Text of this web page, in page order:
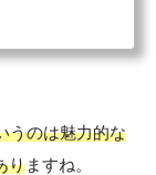
うのは魅力的な
りますね。